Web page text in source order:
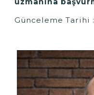
Günceleme Tarihi :